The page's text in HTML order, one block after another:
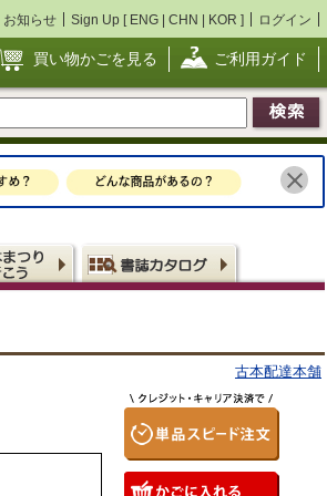
お知らせ Sign Up [ ENG | CHN | KOR ] ログイン
買い物かごを見る ご利用ガイド
古本配達本舗